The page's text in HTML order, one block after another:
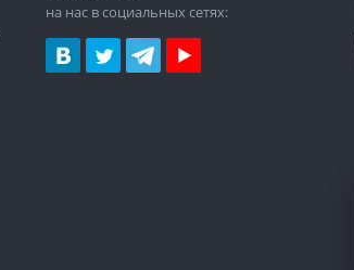
на нас в социальных сетях: